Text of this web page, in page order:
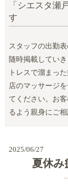
「シエスタ瀬
す
スタッフの出勤
随時掲載してい
トレスで溜まっ
店のマッサージ
てください。お
るよう親身にご
2025/06/27
夏休